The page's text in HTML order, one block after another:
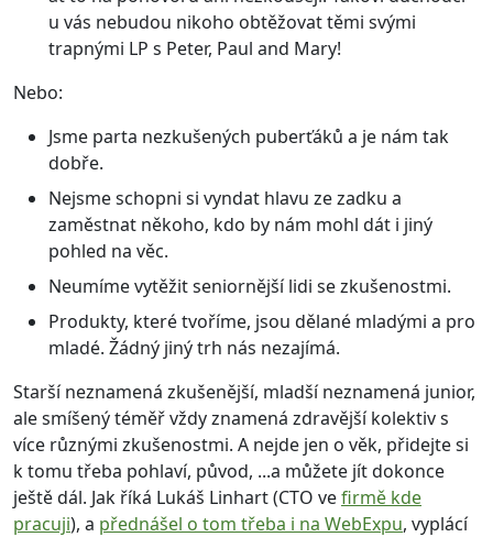
u vás nebudou nikoho obtěžovat těmi svými
trapnými LP s Peter, Paul and Mary!
Nebo:
Jsme parta nezkušených puberťáků a je nám tak
dobře.
Nejsme schopni si vyndat hlavu ze zadku a
zaměstnat někoho, kdo by nám mohl dát i jiný
pohled na věc.
Neumíme vytěžit seniornější lidi se zkušenostmi.
Produkty, které tvoříme, jsou dělané mladými a pro
mladé. Žádný jiný trh nás nezajímá.
Starší neznamená zkušenější, mladší neznamená junior,
ale smíšený téměř vždy znamená zdravější kolektiv s
více různými zkušenostmi. A nejde jen o věk, přidejte si
k tomu třeba pohlaví, původ, ...a můžete jít dokonce
ještě dál. Jak říká Lukáš Linhart (CTO vefirmě kde
pracuji), a přednášel o tom třeba i na WebExpu, vyplácí